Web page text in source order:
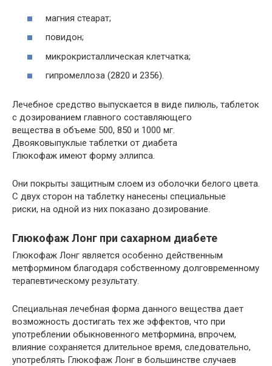
магния стеарат;
повидон;
микрокристаллическая клетчатка;
гипромеллоза (2820 и 2356).
Лечебное средство выпускается в виде пилюль, таблеток
с дозированием главного составляющего
вещества в объеме 500, 850 и 1000 мг.
Двояковыпуклые таблетки от диабета
Глюкофаж имеют форму эллипса.
Они покрыты защитным слоем из оболочки белого цвета.
С двух сторон на таблетку нанесены специальные
риски, на одной из них показано дозирование.
Глюкофаж Лонг при сахарном диабете
Глюкофаж Лонг является особенно действенным
метформином благодаря собственному долговременному
терапевтическому результату.
Специальная лечебная форма данного вещества дает
возможность достигать тех же эффектов, что при
употреблении обыкновенного метформина, впрочем,
влияние сохраняется длительное время, следовательно,
употреблять Глюкофаж Лонг в большинстве случаев